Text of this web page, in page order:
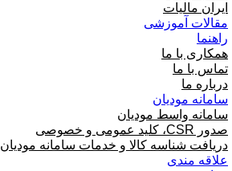
ایران مالیات
مقالات آموزشی
راهنما
همکاری با ما
تماس با ما
درباره ما
سامانه مودیان
سامانه واسط مودیان
صدور CSR، کلید عمومی و خصوصی
دریافت شناسه کالا و خدمات سامانه مودیان
علاقه مندی